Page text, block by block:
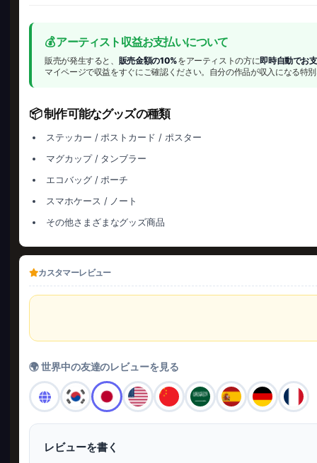
💰 アーティスト収益お支払いについて
販売が発生すると、 販売金額の10%をアーティストの方に即時自動でお
マイページで収益をすぐにご確認ください。自分の作品が収入になる特
📦 制作可能なグッズの種類
ステッカー / ポストカード / ポスター
マグカップ / タンブラー
エコバッグ / ポーチ
スマホケース / ノート
その他さまざまなグッズ商品
カスタマーレビュー
🌍 世界中の友達のレビューを見る
レビューを書く